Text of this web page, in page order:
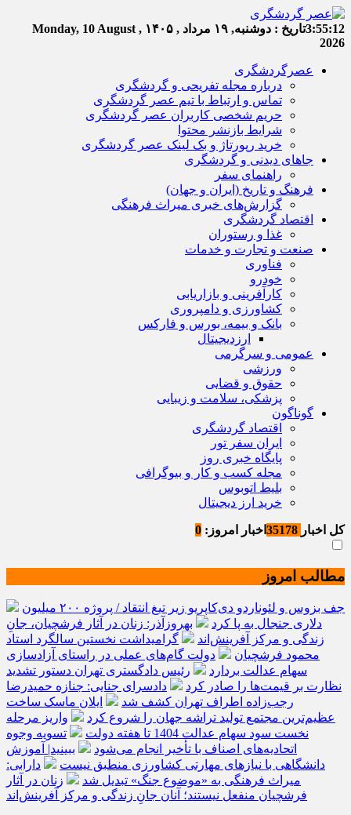
3:55:13تاریخ : دوشنبه, ۱۹ مرداد , ۱۴۰۵
Monday, 10 August ,
2026
عصرگردشگری
درباره مجله تفریحی و گردشگری
تماس و ارتباط با تیم عصر گردشگری
حریم شخصی کاربران عصر گردشگری
شرایط بازنشر محتوا
خرید رپورتاژ و بک لینک عصر گردشگری
جاهای دیدنی و گردشگری
راهنمای سفر
فرهنگ و تاریخ (ایران و جهان)
گزارش‌های خبری میراث فرهنگی
اقتصاد گردشگری
غذا و رستوران
صنعت و تجارت و خدمات
فناوری
خودرو
کارآفرینی و بازاریابی
کشاورزی و دامپروری
بانک و بیمه، بورس و فارکس
ارزدیجیتال
عمومی و سرگرمی
ورزشی
حقوق و قضایی
پزشکی، سلامت و زیبایی
گوناگون
اقتصاد گردشگری
ایران سفر تور
پایگاه خبری روز
مجله کسب و کار و بیوگرافی
بلیط اتوبوس
خرید ارز دیجیتال
کل اخبار اخبار امروز: 0
مطالب امروز
جف بزوس و لئوناردو دی‌کاپریو زیر تیغ انتقاد / پروژه ۲۰۰ میلیون
دلاری جنجال به پا کرد
بهروزآذر: زنان در آثار فرشچیان، جانِ
زندگی و مرکز آفرینش‌اند
گرامیداشت نخستین سالگرد استاد
محمود فرشچیان
دولت گام‌های عملی در راستای آزادسازی
سهام عدالت بردارد
رئیس دادگستری تهران دستور تشدید
نظارت بر قیمت‌ها را صادر کرد
دادسرای جنایی: جنازه حمیدرضا
رجب‌زاده اطراف تهران کشف شد
ایلان ماسک ساخت
عظیم‌ترین مجتمع تولید تراشه جهان را شروع کرد
واریز مرحله
نخست سود سهام عدالت 1404 تا هفته دولت
تسویه وجوه
اتحادیه‌های اصناف با تأخیر انجام می‌شود
ببینید| آموزش
دانشگاهی با نیازهای مهارتی کشاورزی منطبق نیست
دارابی:
میراث‌ فرهنگی به «موضوع جنگ» تبدیل شد
زنان در آثار
فرشچیان منفعل نیستند؛ آنان جانِ زندگی و مرکز آفرینش‌اند